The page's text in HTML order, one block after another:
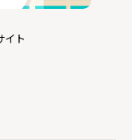
イト